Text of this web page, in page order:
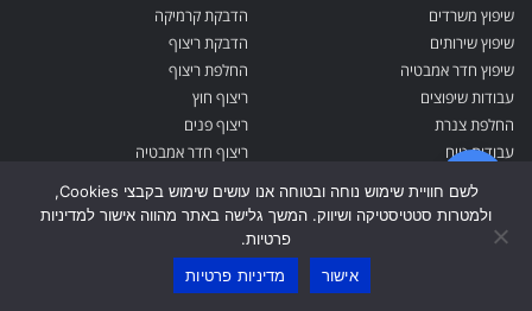
שיפוץ משרדים
שיפוץ שירותים
שיפוץ חדר אמבטיה
עבודות שיפוצים
החלפת צנרת
עבודות טיח
בניה קלה מחירים
צביעת דירה
הלבשת אמבטיה
הדבקת קרמיקה
הדבקת ריצוף
החלפת ריצוף
ריצוף חוץ
ריצוף פנים
ריצוף חדר אמבטיה
יציקת בטון
שיפוץ מטבח
לשם חוויית שימוש נוחה ובטוחה אנו עושים שימוש בקבצי Cookies,
ולמטרות סטטיסטיקה ושיווק. המשך גלישה באתר מהווה אישור למדיניות
פרטיות.
אישור
מדיניות פרטיות